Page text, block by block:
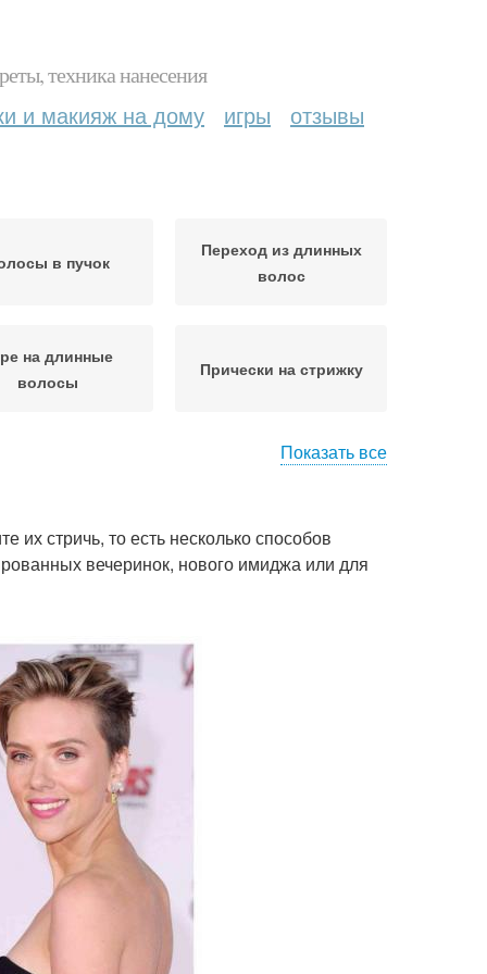
техника нанесения
и макияж на дому игры отзывы
в пучок
Переход из длинных
волос
на длинные
волосы
Прически на стрижку
Показать все
стричь, то есть несколько способов
вечеринок, нового имиджа или для